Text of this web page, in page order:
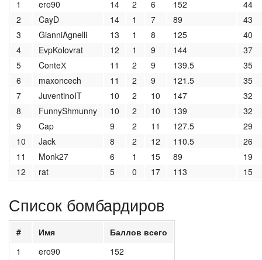
2012/2013
архив новостей
1
ero90 14 2 6 152
44
2
CayD 14 1 7 89
43
3
GianniAgnelli 13 1 8 125
40
4
EvpKolovrat 12 1 9 144
37
5
ConteХ 11 2 9 139.5
35
6
maxoncech 11 2 9 121.5
35
7
JuventinoIT 10 2 10 147
32
8
FunnyShmunny 10 2 10 139
32
9
Cap 9 2 11 127.5
29
10
Jack 8 2 12 110.5
26
11
Monk27 6 1 15 89
19
12
rat 5 0 17 113 15
Список бомбардиров
# Имя
Баллов всего
1
ero90
152